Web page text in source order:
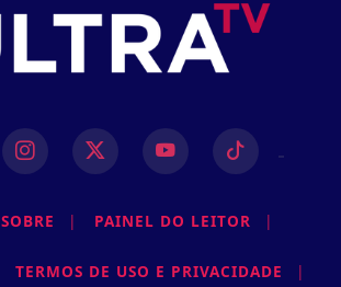
SOBRE | PAINEL DO LEITOR |
TERMOS DE USO E PRIVACIDADE |